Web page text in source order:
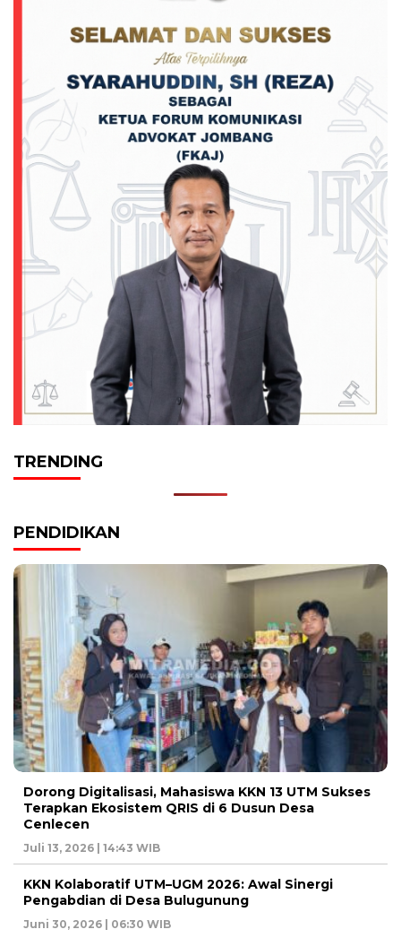
TRENDING
PENDIDIKAN
Dorong Digitalisasi, Mahasiswa KKN 13 UTM Sukses
Terapkan Ekosistem QRIS di 6 Dusun Desa
Cenlecen
Juli 13, 2026 | 14:43 WIB
KKN Kolaboratif UTM–UGM 2026: Awal Sinergi
Pengabdian di Desa Bulugunung
Juni 30, 2026 | 06:30 WIB